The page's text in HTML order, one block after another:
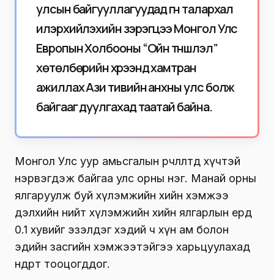
улсын байгууллагуудад гүн талархал
илэрхийлэхийн зэрэгцээ Монгол Улс
Европын Холбооны “Ойн түншлэл”
хөтөлбөрийн хүрээнд хамтран
ажиллах Ази тивийн анхны улс болж
байгааг дуулгахад таатай байна.
Монгол Улс уур амьсгалын өөрчлөлтөд хүчтэй
нэрвэгдэж байгаа улс орны нэг. Манай орны
ялгаруулж буй хүлэмжийн хийн хэмжээ
дэлхийн нийт хүлэмжийн хийн ялгарлын ердөө
0.1 хувийг эзэлдэг хэдий ч хүн ам болон
эдийн засгийн хэмжээтэйгээ харьцуулахад
өндөрт тооцогддог.